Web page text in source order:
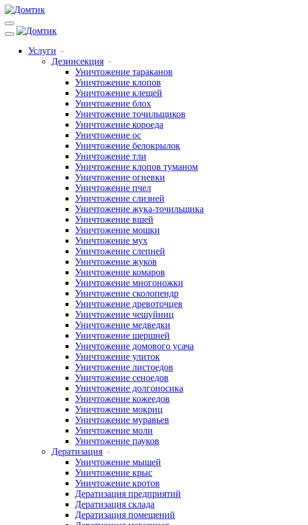
Услуги
Дезинсекция
Уничтожение тараканов
Уничтожение клопов
Уничтожение клещей
Уничтожение блох
Уничтожение точильщиков
Уничтожение короеда
Уничтожение ос
Уничтожение белокрылок
Уничтожение тли
Уничтожение клопов туманом
Уничтожение огневки
Уничтожение пчел
Уничтожение слизней
Уничтожение жука-точильщика
Уничтожение вшей
Уничтожение мошки
Уничтожение мух
Уничтожение слепней
Уничтожение жуков
Уничтожение комаров
Уничтожение многоножки
Уничтожение сколопендр
Уничтожение древоточцев
Уничтожение чешуйниц
Уничтожение медведки
Уничтожение шершней
Уничтожение домового усача
Уничтожение улиток
Уничтожение листоедов
Уничтожение сеноедов
Уничтожение долгоносика
Уничтожение кожеедов
Уничтожение мокриц
Уничтожение муравьев
Уничтожение моли
Уничтожение пауков
Дератизация
Уничтожение мышей
Уничтожение крыс
Уничтожение кротов
Дератизация предприятий
Дератизация склада
Дератизация помещений